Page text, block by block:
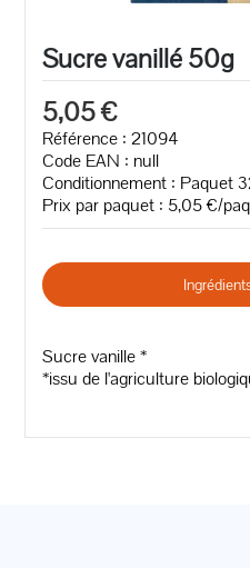
Sucre vanillé 50g
5,05 €
Référence : 21094
Code EAN : null
Conditionnement : Paquet
Prix par paquet : 5,05 €/
Sucre vanille *
*issu de l'agriculture